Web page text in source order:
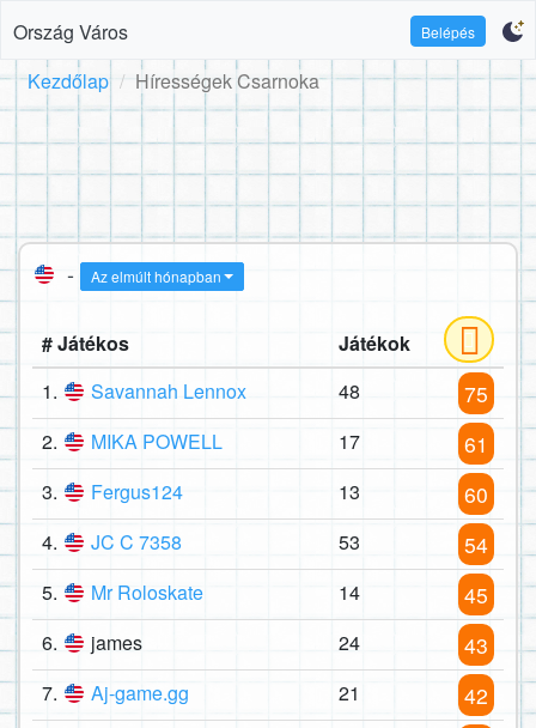
Ország Város Belépés
Kezdőlap Hírességek Csarnoka
- Az elmúlt hónapban
# Játékos
Játékok
1.
Savannah Lennox 48 75
2. MIKA POWELL 17 61
3. Fergus124 13 60
4. JC C 7358 53 54
5. Mr Roloskate 14 45
6. james 24 43
7. Aj-game.gg 21 42